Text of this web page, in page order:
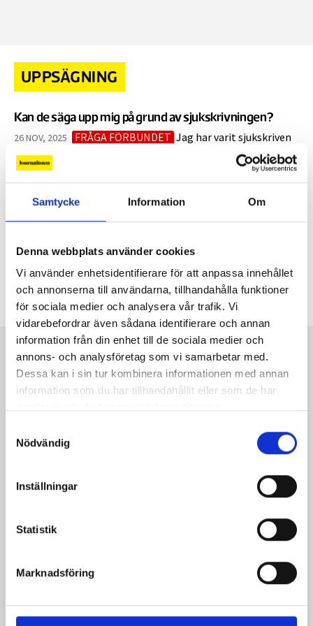
Samtycke Information Om
Denna webbplats använder cookies
Vi använder enhetsidentifierare för att anpassa innehållet
och annonserna till användarna, tillhandahålla funktioner
för sociala medier och analysera vår trafik. Vi
vidarebefordrar även sådana identifierare och annan
information från din enhet till de sociala medier och
annons- och analysföretag som vi samarbetar med.
Dessa kan i sin tur kombinera informationen med annan
information som du har tillhandahållit eller som de har
Nödvändig
Inställningar
Statistik
Marknadsföring
UPPSÄGNING
Kan de säga upp mig på grund av sjukskrivningen?
26 NOV, 2025 FRÅGA FÖRBUNDET Jag har varit sjukskriven
på 25 procent i flera år men har ännu inte fått
sjukersättning beviljad från Försäkringskassan då de anser
att min arbetsförmåga inte är tillräckligt utredd.
Arbetsgivaren tycker däremot att det är dags att avsluta
hela min...
Hur säger jag upp mig från min anställning?
2 SEP, 2024 | Hur säger jag upp mig?
Så kontaktar du Journalisten:
Redaktionen
Annonsera
000 unika besökare per månad (i genomsnitt).
Magasinet Journalisten har en upplaga på cirka 13 500